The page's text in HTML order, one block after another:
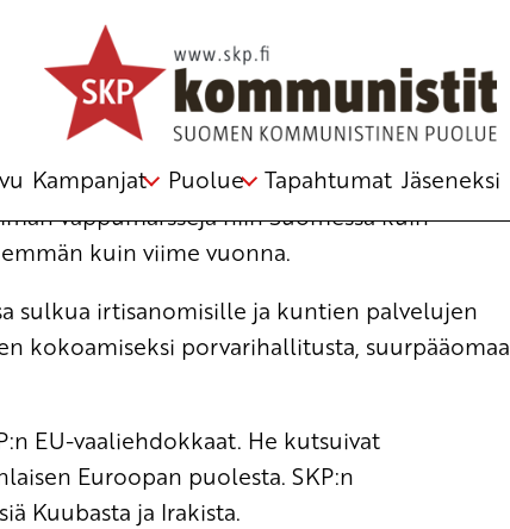
Kampanjat Puolue Tapahtumat Jäseneksi
vappumarsseja niin Suomessa kuin
kuin viime vuonna.
sulkua irtisanomisille ja kuntien palvelujen
kokoamiseksi porvarihallitusta, suurpääomaa
EU-vaaliehdokkaat. He kutsuivat
Euroopan puolesta. SKP:n
Kuubasta ja Irakista.